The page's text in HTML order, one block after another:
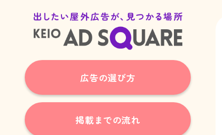
広告の選び方
掲載までの流れ